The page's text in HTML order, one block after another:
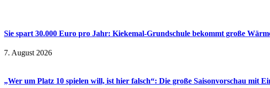
Sie spart 30.000 Euro pro Jahr: Kiekemal-Grundschule bekommt große
7. August 2026
„Wer um Platz 10 spielen will, ist hier falsch“: Die große Saisonvorschau mit